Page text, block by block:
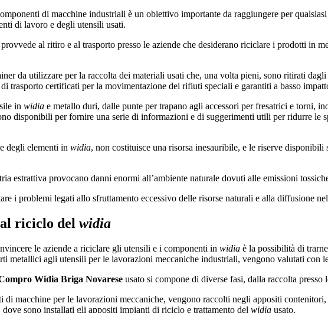
di macchine industriali è un obiettivo importante da raggiungere per
di lavoro e degli utensili usati.
provvede al ritiro e al trasporto presso le aziende che desiderano riciclare i prodotti in
da utilizzare per la raccolta dei materiali usati che, una volta pieni, sono ritirati
trasporto certificati per la movimentazione dei rifiuti speciali e garantiti a basso
in widia e metallo duri, dalle punte per trapano agli accessori per fresatrici e torni,
disponibili per fornire una serie di informazioni e di suggerimenti utili per ridurre le
degli elementi in widia, non costituisce una risorsa inesauribile, e le riserve
estrattiva provocano danni enormi all’ambiente naturale dovuti alle emissioni
i problemi legati allo sfruttamento eccessivo delle risorse naturali e alla diffusione
riciclo del widia
le aziende a riciclare gli utensili e i componenti in widia è la possibilità di
metallici agli utensili per le lavorazioni meccaniche industriali, vengono valutati con
Widia Briga Novarese usato si compone di diverse fasi, dalla raccolta
macchine per le lavorazioni meccaniche, vengono raccolti negli appositi
sono installati gli appositi impianti di riciclo e trattamento del widia usato.